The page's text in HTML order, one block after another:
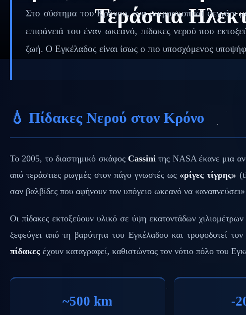
Τεράστια
Στο σύστημα του Κρόνου, ένα μικροσκοπικό
επιφάνειά του έναν ωκεανό, πίδακες νερού που
ζωή. Ο Εγκέλαδος είναι ίσως ο πιο υποσχόμενος
💧 Πίδακες Νερού στον Κρόνο
Το 2005, το διαστημικό σκάφος Cassiniτης NASA έκανε μια
από τεράστιες ρωγμές στον πάγο γνωστές ως «ρίγες τίγρης»
σαν βαλβίδες που αφήνουν τον υπόγειο ωκεανό να
Οι πίδακες εκτοξεύουν υλικό σε ύψη εκατοντάδων
ξεφεύγει από τη βαρύτητα του Εγκέλαδου και τροφοδοτεί
πίδακες έχουν καταγραφεί, καθιστώντας τον νότιο πόλο του
~500 km -